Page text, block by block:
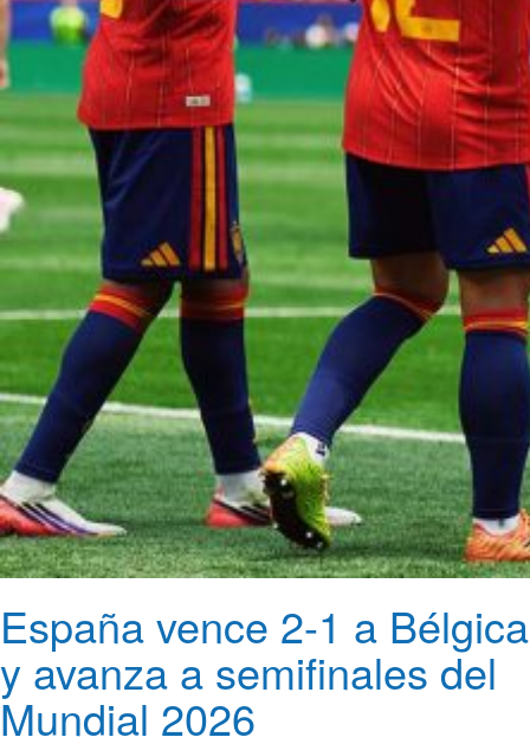
España vence 2-1 a Bélgica
y avanza a semifinales del
Mundial 2026